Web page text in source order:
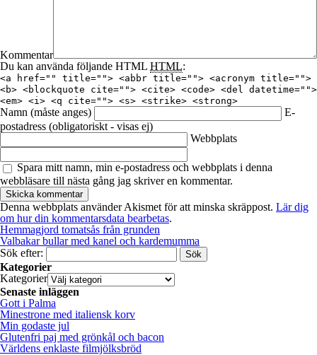
Kommentar
Du kan använda följande HTML HTML:
<a href="" title=""> <abbr title=""> <acronym title="">
<b> <blockquote cite=""> <cite> <code> <del datetime="">
<em> <i> <q cite=""> <s> <strike> <strong>
Namn (måste anges)
E-
postadress (obligatoriskt - visas ej)
Webbplats
Spara mitt namn, min e-postadress och webbplats i denna
webbläsare till nästa gång jag skriver en kommentar.
Denna webbplats använder Akismet för att minska skräppost. Lär dig
om hur din kommentarsdata bearbetas.
Hemmagjord tomatsås från grunden
Valbakar bullar med kanel och kardemumma
Sök efter:
Kategorier
Kategorier
Senaste inläggen
Gott i Palma
Minestrone med italiensk korv
Min godaste jul
Glutenfri paj med grönkål och bacon
Världens enklaste filmjölksbröd